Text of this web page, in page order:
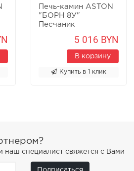
Печь-камин ASTON
"БОРН 8У"
Песчаник
5 016 BYN
В корзину
Купить в 1 клик
наш специалист свяжется с Вами